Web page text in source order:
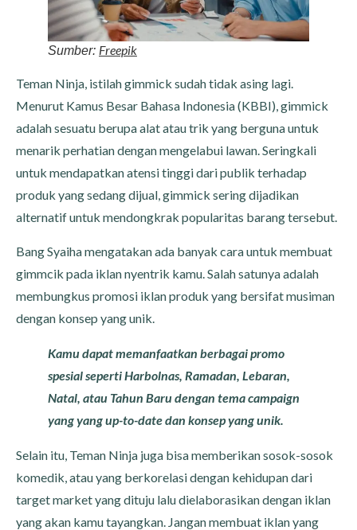
Sumber: Freepik
Teman Ninja, istilah gimmick sudah tidak asing lagi.
Menurut Kamus Besar Bahasa Indonesia (KBBI), gimmick
adalah sesuatu berupa alat atau trik yang berguna untuk
menarik perhatian dengan mengelabui lawan. Seringkali
untuk mendapatkan atensi tinggi dari publik terhadap
produk yang sedang dijual, gimmick sering dijadikan
alternatif untuk mendongkrak popularitas barang tersebut.
Bang Syaiha mengatakan ada banyak cara untuk membuat
gimmcik pada iklan nyentrik kamu. Salah satunya adalah
membungkus promosi iklan produk yang bersifat musiman
dengan konsep yang unik.
Kamu dapat memanfaatkan berbagai promo
spesial seperti Harbolnas, Ramadan, Lebaran,
Natal, atau Tahun Baru dengan tema campaign
yang yang up-to-date dan konsep yang unik.
Selain itu, Teman Ninja juga bisa memberikan sosok-sosok
komedik, atau yang berkorelasi dengan kehidupan dari
target market yang dituju lalu dielaborasikan dengan iklan
yang akan kamu tayangkan. Jangan membuat iklan yang